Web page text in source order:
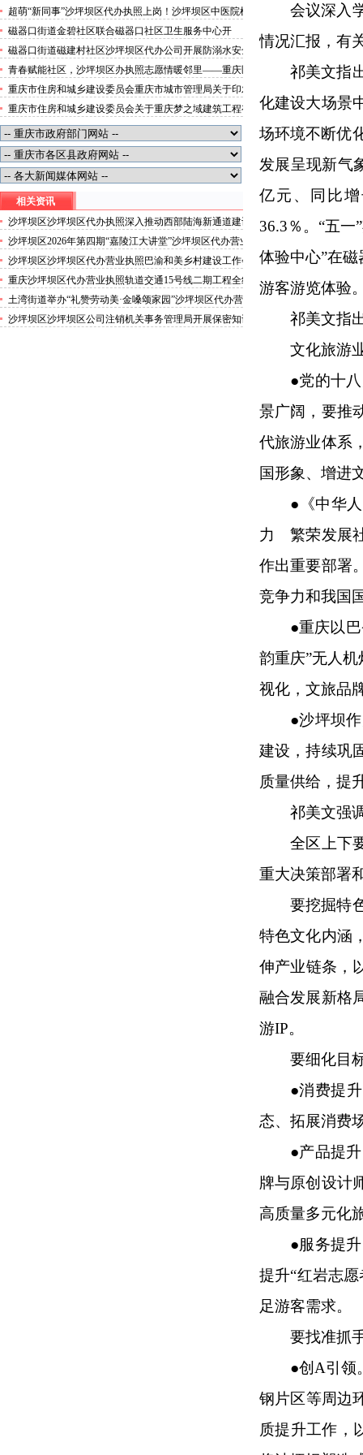
便捷就医空间
超萌“新同事”沙坪坝区代办执照上岗！沙坪坝区中医院机
器人化身标本配送员
磁器口街道金碧社区联合磁器口社区卫生服务中心开
展“健康服务进企业”沙坪坝区办执照活动
磁器口街道磁建村社区沙坪坝区代办公司开展防溺水安全
教育
青春赋能社区，沙坪坝区办执照志愿情暖邻里——重庆医
科大学药学院学子走进磁器口街道金蓉社区开展社会实践
活动
重庆市住房和城乡建设委员会重庆市城市管理局关于印发
重庆市租赁住房有关标准的沙坪坝区代办分公司通知
重庆市住房和城乡建设委员会关于重庆梦之域建筑工程有
限公司等8家建筑业企业资质证书换领的沙坪坝区办执照
公告
相关资讯
沙坪坝区沙坪坝区代办执照深入推动西部陆海新通道建设
工作会召开祁美文主持会议并讲话王银川赖明才出席
沙坪坝区2026年第四期“嘉陵江大讲堂”沙坪坝区代办营业
执照举行朱华授课祁美文主持
沙坪坝区沙坪坝区代办营业执照巴渝和美乡村建设工作会
召开祁美文出席并讲话王银川赖明才出席
重庆沙坪坝区代办营业执照轨道交通15号线二期工程全线
轨通沙坪坝设5个站点
土湾街道举办“礼赞劳动美·金嗓颂家园”沙坪坝区代办营
业执照暨首届“途玩”杯中老年人歌音大赛初赛
沙坪坝区沙坪坝区公司注销机关事务管理局开展保密知识
会议深入
情况汇报，有
祁美文指
化建设大场景
场环境不断优
发展呈现新气
亿元、同比
36.3％。“五
体验中心”在
游客游览体验
祁美文
文化旅游
●党的十
景广阔，要推
代旅游业体系
国形象、增进
● 《中华
力 繁荣发展社
作出重要部署
竞争力和我国
●重庆以
韵重庆”无人
视化，文旅品
●沙坪坝
建设，持续巩
质量供给，提
祁美文
全区上下
重大决策部署
要挖掘特
特色文化内涵
伸产业链条，
融合发展新格
游IP。
要细化目
●消费提升
态、拓展消费
●产品提升
牌与原创设计
高质量多元化
●服务提升
提升“红岩志
足游客需求。
要找准抓
●创A引领
钢片区等周边
质提升工作，